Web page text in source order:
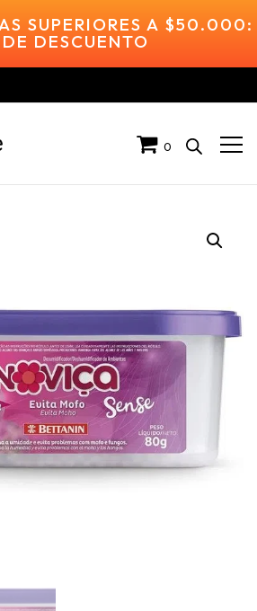
SUPERIORES A $50.000:
DESCUENTO
0